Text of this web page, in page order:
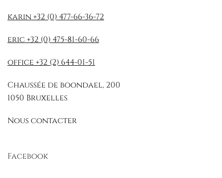
karin +32 (0) 477-66-36-72
eric +32 (0) 475-81-60-66
office +32 (2) 644-01-51
Chaussée de boondael, 200
1050 Bruxelles
Nous contacter
Facebook